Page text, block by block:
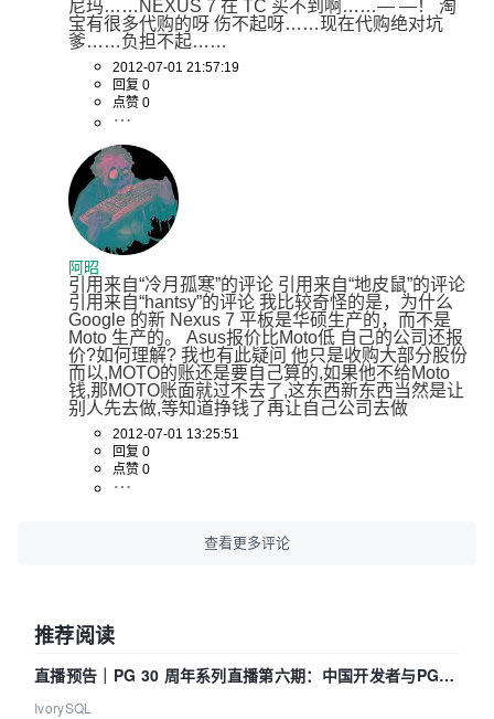
尼玛……NEXUS 7 在 TC 买不到啊……— —！ 淘
宝有很多代购的呀 伤不起呀……现在代购绝对坑
爹……负担不起……
2012-07-01 21:57:19
回复 0
点赞 0
阿昭
引用来自“冷月孤寒”的评论 引用来自“地皮鼠”的评论
引用来自“hantsy”的评论 我比较奇怪的是，为什么
Google 的新 Nexus 7 平板是华硕生产的，而不是
Moto 生产的。 Asus报价比Moto低 自己的公司还报
价?如何理解? 我也有此疑问 他只是收购大部分股份
而以,MOTO的账还是要自己算的,如果他不给Moto
钱,那MOTO账面就过不去了,这东西新东西当然是让
别人先去做,等知道挣钱了再让自己公司去做
2012-07-01 13:25:51
回复 0
点赞 0
查看更多评论
推荐阅读
直播预告｜PG 30 周年系列直播第六期：中国开发者与PG内
核——我们改得动吗？我们贡献了什么？
IvorySQL